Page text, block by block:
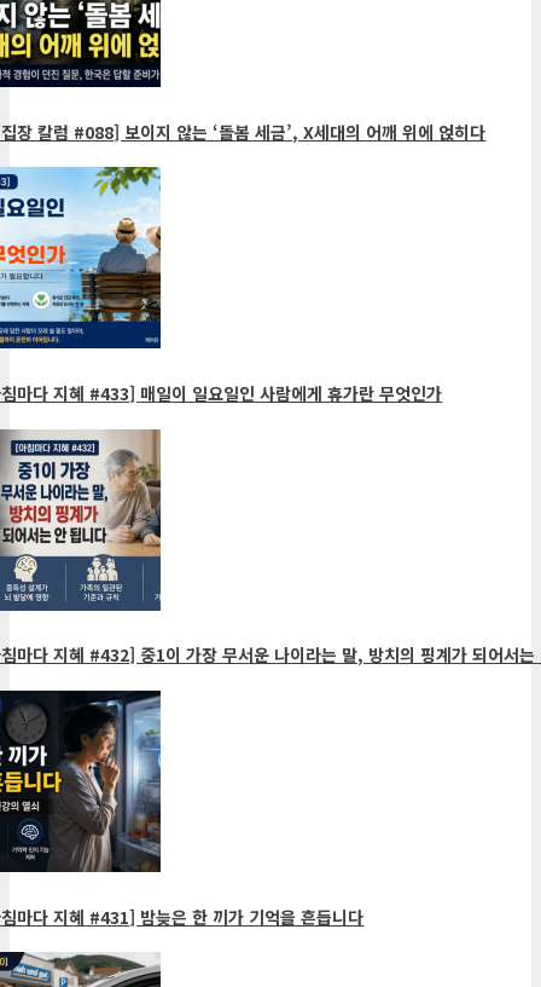
장 칼럼 #088] 보이지 않는 ‘돌봄 세금’, X세대의 어깨 위에 얹히다
마다 지혜 #433] 매일이 일요일인 사람에게 휴가란 무엇인가
마다 지혜 #432] 중1이 가장 무서운 나이라는 말, 방치의 핑계가 되어서는
마다 지혜 #431] 밤늦은 한 끼가 기억을 흔듭니다